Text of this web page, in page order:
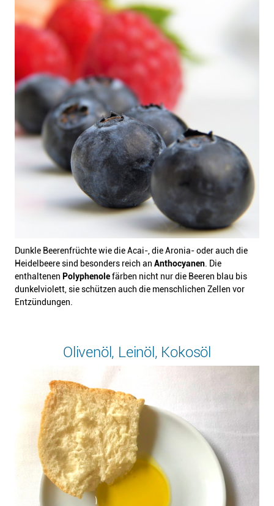
Dunkle Beerenfrüchte wie die Acai-, die Aronia- oder auch die
Heidelbeere sind besonders reich an Anthocyanen. Die
enthaltenen Polyphenolefärben nicht nur die Beeren blau bis
dunkelviolett, sie schützen auch die menschlichen Zellen vor
Entzündungen.
Olivenöl, Leinöl, Kokosöl